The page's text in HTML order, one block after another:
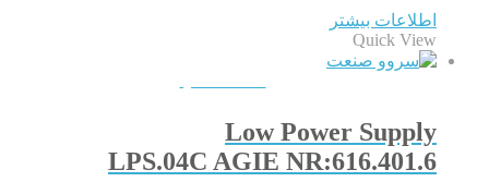
اطلاعات بیشتر
Quick View
Low Power Supply
LPS.04C AGIE NR:616.401.6